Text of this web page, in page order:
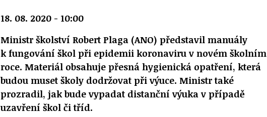
18. 08. 2020 - 10:00
Ministr školství Robert Plaga (ANO) představil manuály
k fungování škol při epidemii koronaviru v novém školním
roce. Materiál obsahuje přesná hygienická opatření, která
budou muset školy dodržovat při výuce. Ministr také
prozradil, jak bude vypadat distanční výuka v případě
uzavření škol či tříd.